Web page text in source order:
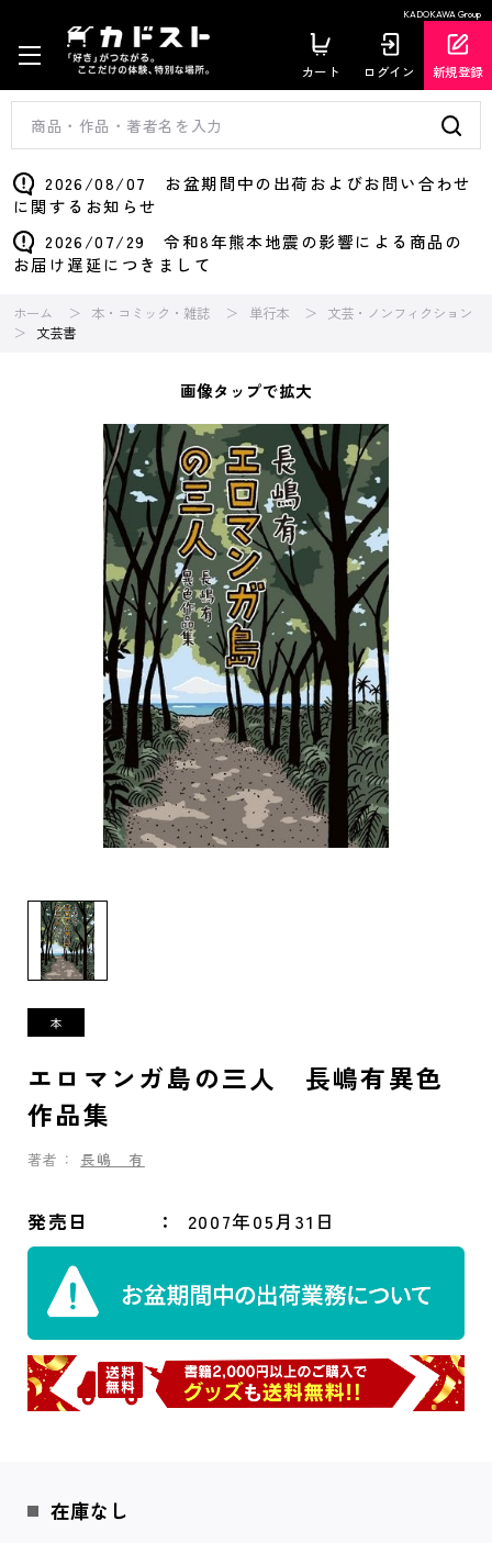
KADOKAWA Group
カート ログイン 新規登録
2026/08/07 お盆期間中の出荷およびお問い合わせ
に関するお知らせ
2026/07/29 令和8年熊本地震の影響による商品の
お届け遅延につきまして
ホーム 本・コミック・雑誌 単行本
文芸・ノンフィクション
文芸書
画像タップで拡大
エロマンガ島の三人 長嶋有異色
作品集
著者： 長嶋 有
発売日 2007年05月31日
在庫なし